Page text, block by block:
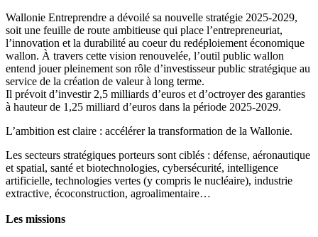
Wallonie Entreprendre a dévoilé sa nouvelle stratégie 2025-2029,
soit une feuille de route ambitieuse qui place l’entrepreneuriat,
l’innovation et la durabilité au coeur du redéploiement économique
wallon. À travers cette vision renouvelée, l’outil public wallon
entend jouer pleinement son rôle d’investisseur public stratégique au
service de la création de valeur à long terme.
Il prévoit d’investir 2,5 milliards d’euros et d’octroyer des garanties
à hauteur de 1,25 milliard d’euros dans la période 2025-2029.
L’ambition est claire : accélérer la transformation de la Wallonie.
Les secteurs stratégiques porteurs sont ciblés : défense, aéronautique
et spatial, santé et biotechnologies, cybersécurité, intelligence
artificielle, technologies vertes (y compris le nucléaire), industrie
extractive, écoconstruction, agroalimentaire…
Les missions